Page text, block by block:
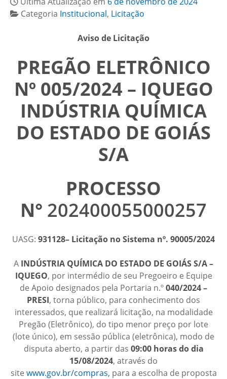
Categoria Institucional, Licitação
Aviso de Licitação
PREGÃO ELETRÔNICO
Nº 005/2024 – IQUEGO
INDÚSTRIA QUÍMICA
DO ESTADO DE GOIÁS
S/A
PROCESSO
N° 202400055000257
UASG: 931128– Licitação no Sistema nº. 90005/2024
A INDÚSTRIA QUÍMICA DO ESTADO DE GOIÁS S/A –
IQUEGO, por intermédio de seu Pregoeiro e Equipe
de Apoio designados pela Portaria n.º040/2024 –
PRESI, torna público, para conhecimento dos
interessados, que realizará licitação, na modalidade
Pregão (Eletrônico), do tipo menor preço por lote
(lote único), em sessão pública (eletrônica), modo de
disputa aberto, a partir das 09:00 horas do dia
15/08/2024, através do
site www.gov.br/compras, para a escolha de proposta